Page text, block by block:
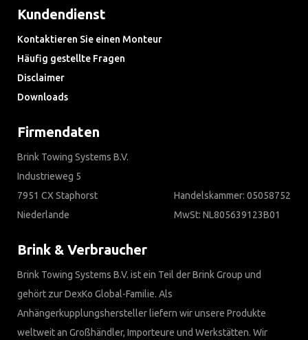
Kundendienst
Kontaktieren Sie einen Monteur
Häufig gestellte Fragen
Disclaimer
Downloads
Firmendaten
Brink Towing Systems B.V.
Industrieweg 5
7951 CX Staphorst
Niederlande
Handelskammer: 05058752
MwSt: NL805639123B01
Brink & Verbraucher
Brink Towing Systems B.V. ist ein Teil der Brink Group und
gehört zur DexKo Global-Familie. Als
Anhängerkupplungshersteller liefern wir unsere Produkte
weltweit an Großhändler, Importeure und Werkstätten. Wir